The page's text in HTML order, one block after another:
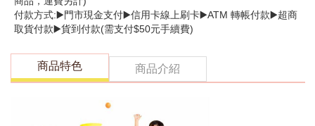
付款方式:▶️門市現金支付▶️信用卡線上刷卡▶️ATM 轉帳付款▶️超商
取貨付款▶️貨到付款(需支付$50元手續費)
商品特色 商品介紹